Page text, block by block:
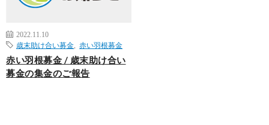
2022.11.10
歳末助け合い募金
赤い羽根募金
赤い羽根募金 / 歳末助け合い
募金の集金のご報告